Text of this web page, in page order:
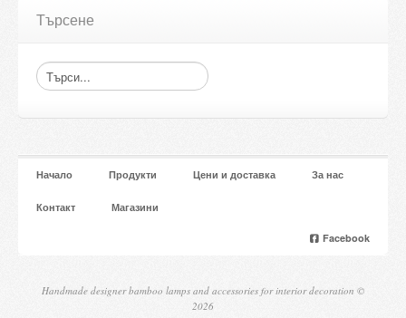
Търсене
Начало Продукти Цени и доставка За нас
Контакт Магазини
Facebook
Handmade designer bamboo lamps and accessories for interior decoration ©
2026